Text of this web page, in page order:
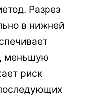
Разрез
в нижней
меньшую
риск